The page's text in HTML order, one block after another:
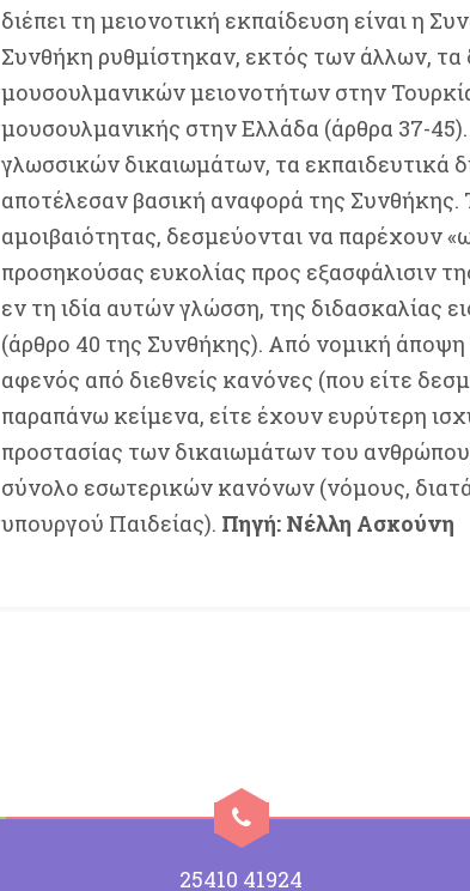
διέπει τη μειονοτική εκπαίδευση είναι η
Συνθήκη ρυθμίστηκαν, εκτός των άλλων, τα
μουσουλμανικών μειονοτήτων στην
μουσουλμανικής στην Ελλάδα (άρθρα 37-
γλωσσικών δικαιωμάτων, τα εκπαιδευτικά
αποτέλεσαν βασική αναφορά της Συνθήκης.
αμοιβαιότητας, δεσμεύονται να παρέχουν
προσηκούσας ευκολίας προς εξασφάλισιν
εν τη ιδία αυτών γλώσση, της διδασκαλίας
(άρθρο 40 της Συνθήκης). Από νομική άποψη
αφενός από διεθνείς κανόνες (που είτε
παραπάνω κείμενα, είτε έχουν ευρύτερη
προστασίας των δικαιωμάτων του
σύνολο εσωτερικών κανόνων (νόμους,
υπουργού Παιδείας). Πηγή: Νέλλη Ασκούνη
25410 41924